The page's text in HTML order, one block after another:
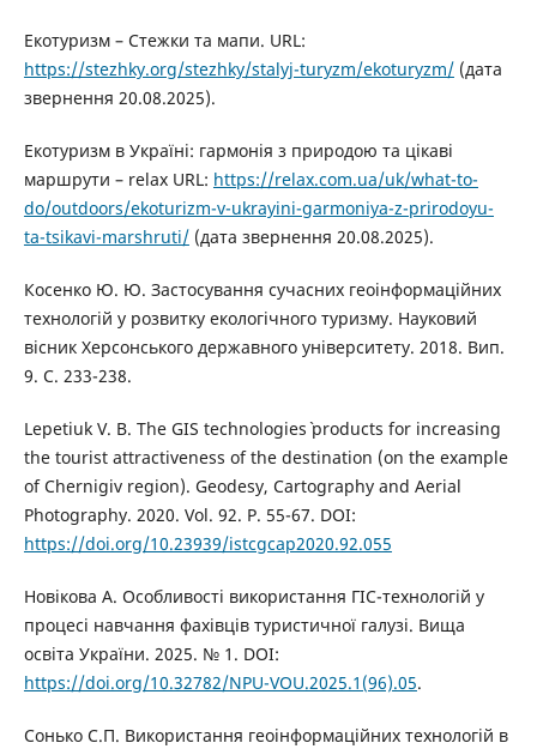
Екотуризм – Стежки та мапи. URL:
https://stezhky.org/stezhky/stalyj-turyzm/ekoturyzm/(дата
звернення 20.08.2025).
Екотуризм в Україні: гармонія з природою та цікаві
маршрути – relax URL: https://relax.com.ua/uk/what-to-
do/outdoors/ekoturizm-v-ukrayini-garmoniya-z-prirodoyu-
ta-tsikavi-marshruti/(дата звернення 20.08.2025).
Косенко Ю. Ю. Застосування сучасних геоінформаційних
технологій у розвитку екологічного туризму. Науковий
вісник Херсонського державного університету. 2018. Вип.
9. С. 233-238.
Lepetiuk V. B. The GIS technologies` products for increasing
the tourist attractiveness of the destination (on the example
of Chernigiv region). Geodesy, Cartography and Aerial
Photography. 2020. Vol. 92. P. 55-67. DOI:
https://doi.org/10.23939/istcgcap2020.92.055
Новікова А. Особливості використання ГІС-технологій у
процесі навчання фахівців туристичної галузі. Вища
освіта України. 2025. № 1. DOI:
https://doi.org/10.32782/NPU-VOU.2025.1(96).05.
Сонько С.П. Використання геоінформаційних технологій в